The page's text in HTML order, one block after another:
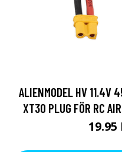
ALIENMODEL HV 11.4V
XT30 PLUG FÖR RC
19.95